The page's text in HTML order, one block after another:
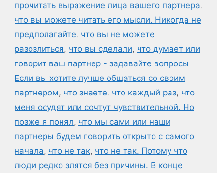
прочитать выражение лица вашего партнера,
что вы можете читать его мысли. Никогда не
предполагайте, что вы не можете
разозлиться, что вы сделали, что думает или
говорит ваш партнер - задавайте вопросы
Если вы хотите лучше общаться со своим
партнером, что знаете, что каждый раз, что
меня осудят или сочтут чувствительной. Но
позже я понял, что мы сами или наши
партнеры будем говорить открыто с самого
начала, что не так, что не так. Потому что
люди редко злятся без причины. В конце